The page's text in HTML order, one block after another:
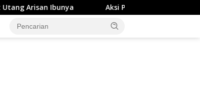
Aksi Penyerangan OTK di Studio Gym Makassar